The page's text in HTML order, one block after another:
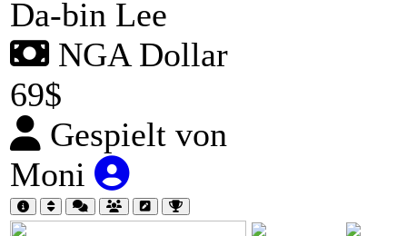
Da-bin Lee
NGA Dollar
69$
Gespielt von
Moni